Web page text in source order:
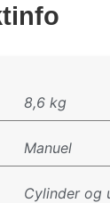
8,6 kg
Manuel
Cylinder og